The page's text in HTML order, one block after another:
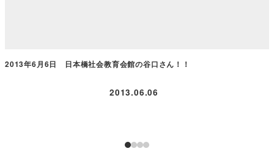
2013年6月6日 日本橋社会教育会館の谷口さん！！
2013.06.06